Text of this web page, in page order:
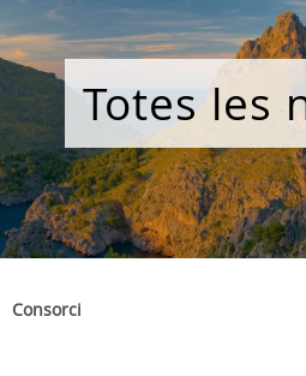
Totes les
Consorci